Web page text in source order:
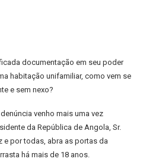
documentação em seu poder
habitação unifamiliar, como vem se
e sem nexo?
venho mais uma vez
da República de Angola, Sr.
e por todas, abra as portas da
há mais de 18 anos.